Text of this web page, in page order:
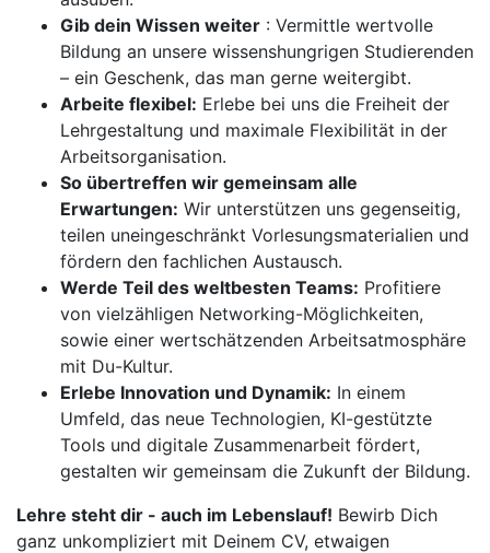
Gib dein Wissen weiter : Vermittle wertvolle
Bildung an unsere wissenshungrigen Studierenden
– ein Geschenk, das man gerne weitergibt.
Arbeite flexibel: Erlebe bei uns die Freiheit der
Lehrgestaltung und maximale Flexibilität in der
Arbeitsorganisation.
So übertreffen wir gemeinsam alle
Erwartungen: Wir unterstützen uns gegenseitig,
teilen uneingeschränkt Vorlesungsmaterialien und
fördern den fachlichen Austausch.
Werde Teil des weltbesten Teams: Profitiere
von vielzähligen Networking-Möglichkeiten,
sowie einer wertschätzenden Arbeitsatmosphäre
mit Du-Kultur.
Erlebe Innovation und Dynamik: In einem
Umfeld, das neue Technologien, KI-gestützte
Tools und digitale Zusammenarbeit fördert,
gestalten wir gemeinsam die Zukunft der Bildung.
Lehre steht dir - auch im Lebenslauf! Bewirb Dich
ganz unkompliziert mit Deinem CV, etwaigen